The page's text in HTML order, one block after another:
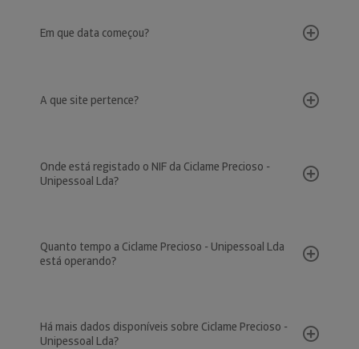
Em que data começou?
A que site pertence?
Onde está registado o NIF da Ciclame Precioso -
Unipessoal Lda?
Quanto tempo a Ciclame Precioso - Unipessoal Lda
está operando?
Há mais dados disponíveis sobre Ciclame Precioso -
Unipessoal Lda?